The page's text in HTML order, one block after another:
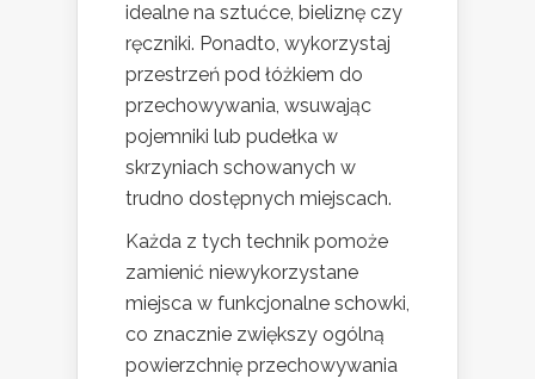
idealne na sztućce, bieliznę czy
ręczniki. Ponadto, wykorzystaj
przestrzeń pod łóżkiem do
przechowywania, wsuwając
pojemniki lub pudełka w
skrzyniach schowanych w
trudno dostępnych miejscach.
Każda z tych technik pomoże
zamienić niewykorzystane
miejsca w funkcjonalne schowki,
co znacznie zwiększy ogólną
powierzchnię przechowywania